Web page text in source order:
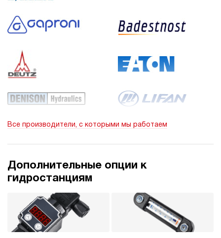
Все производители, с которыми мы работаем
Дополнительные опции к
гидростанциям